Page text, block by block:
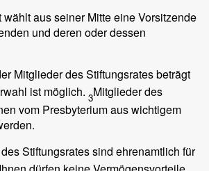
wählt aus seiner Mitte eine Vorsitzende
und deren oder dessen
Mitglieder des Stiftungsrates beträgt
ist möglich. 3Mitglieder des
vom Presbyterium aus wichtigem
Stiftungsrates sind ehrenamtlich für